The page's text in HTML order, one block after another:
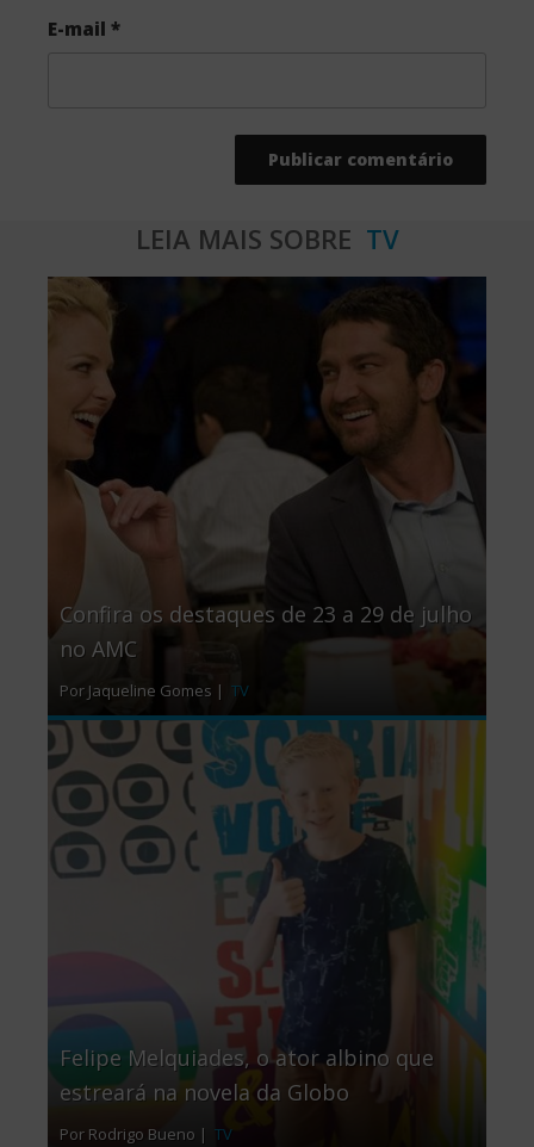
E-mail *
LEIA MAIS SOBRE TV
Confira os destaques de 23 a 29 de julho
no AMC
Por Jaqueline Gomes | TV
Felipe Melquiades, o ator albino que
estreará na novela da Globo
Por Rodrigo Bueno | TV